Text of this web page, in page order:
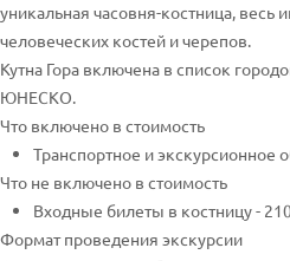
уникальная часовня-костница, весь
человеческих костей и черепов.
Кутна Гора включена в список
ЮНЕСКО.
Что включено в стоимость
Транспортное и экскурсионное
Что не включено в стоимость
Входные билеты в костницу -
Формат проведения экскурсии